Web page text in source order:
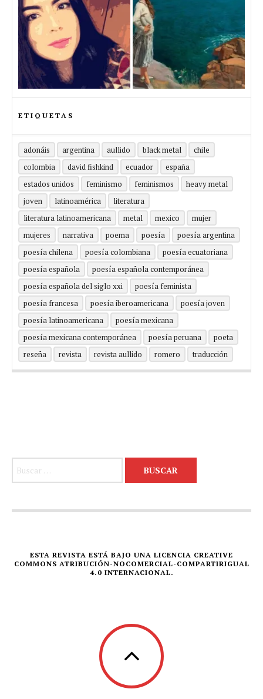
ETIQUETAS
adonáis argentina aullido black metal
chile
colombia
david fishkind ecuador
españa
estados unidos
feminismo feminismos
heavy metal
joven
latinoamérica
literatura
literatura latinoamericana
metal mexico
mujer
mujeres
narrativa poema poesía
poesía argentina
poesía chilena
poesía colombiana
poesía ecuatoriana
poesía española
poesía española contemporánea
poesía española del siglo xxi
poesía feminista
poesía francesa
poesía iberoamericana
poesía joven
poesía latinoamericana
poesía mexicana
poesía mexicana contemporánea
poesía peruana
poeta
reseña
revista revista aullido romero traducción
ESTA REVISTA ESTÁ BAJO UNA LICENCIA CREATIVE
COMMONS ATRIBUCIÓN-NOCOMERCIAL-COMPARTIRIGUAL
4.0 INTERNACIONAL.